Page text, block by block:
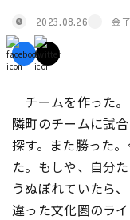
2023.08.26 金
チームを作った。
隣町のチームに試
探す。また勝った
た。もしや、自分
うぬぼれていたら
違った文化圏のラ